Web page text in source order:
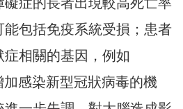
包括免疫系統受損；患者
相關的基因，例如
感染新型冠狀病毒的機